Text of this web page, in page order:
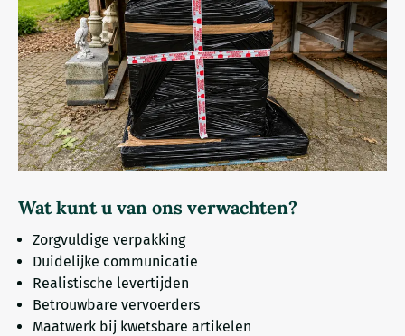
Wat kunt u van ons verwachten?
Zorgvuldige verpakking
Duidelijke communicatie
Realistische levertijden
Betrouwbare vervoerders
Maatwerk bij kwetsbare artikelen